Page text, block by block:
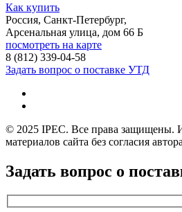
Как купить
Россия, Санкт-Петербург,
Арсенальная улица, дом 66 Б
посмотреть на карте
8 (812) 339-04-58
Задать вопрос о поставке УТД
© 2025 IPEC. Все права защищены.
материалов сайта без согласия
Задать вопрос о